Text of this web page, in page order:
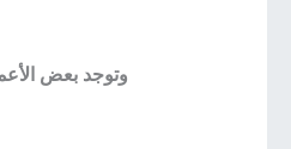
وتوجد بعض